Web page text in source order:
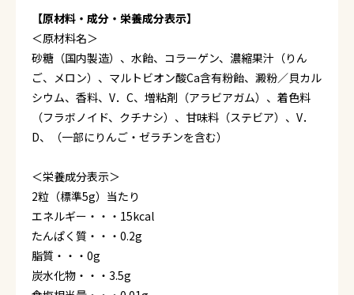
【原材料・成分・栄養成分表示】
＜原材料名＞
砂糖（国内製造）、水飴、コラーゲン、濃縮果汁（りん
ご、メロン）、マルトビオン酸Ca含有粉飴、澱粉／貝カル
シウム、香料、V．C、増粘剤（アラビアガム）、着色料
（フラボノイド、クチナシ）、甘味料（ステビア）、V．
D、（一部にりんご・ゼラチンを含む）
＜栄養成分表示＞
2粒（標準5g）当たり
エネルギー・・・15kcal
たんぱく質・・・0.2g
脂質・・・0g
炭水化物・・・3.5g